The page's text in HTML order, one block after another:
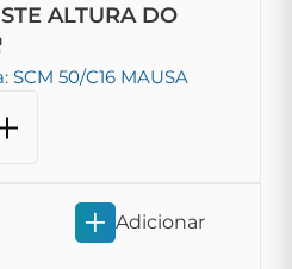
ALTURA DO
SCM 50/C16 MAUSA
Adicionar